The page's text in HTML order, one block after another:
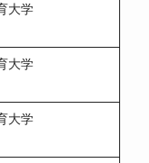
大学
大学
大学